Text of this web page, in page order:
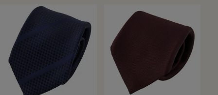
製。通常の倍近い正方形の1枚生地を使用し、芯地を
つかわずに作られるネクタイです。
ネクタイのルーツは、スカーフを現在のネクタイのよう
に首に巻いて使っていたことからとされており、このセ
ッテピエゲ縫製のネクタイは、スカーフのようなやわら
かさとしなやかさがが特徴の重厚感あふれるネクタイ
です。そのためネクタイを結ぶ際にノット部分に適度な
ボリュームができ、きれいなディンプルを作れます。